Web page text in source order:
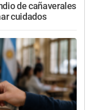
de cañaverales
cuidados